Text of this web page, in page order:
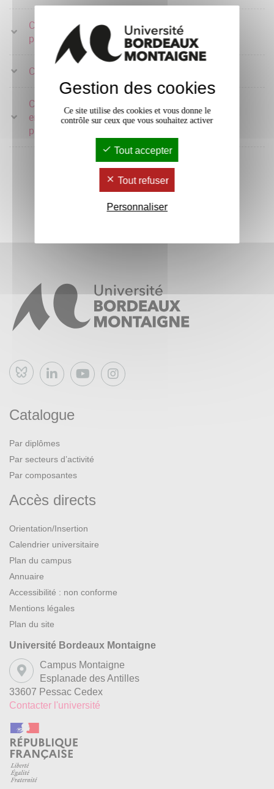
Connaissances du champ
professionnel
8 crédits
Connaissance des fonds
Connaissance des
environnements
professionnels
8 crédits
Bluesky
Catalogue
Par diplômes
Par secteurs d’activité
Par composantes
Accès directs
Orientation/Insertion
Calendrier universitaire
Plan du campus
Annuaire
Accessibilité : non conforme
Mentions légales
Plan du site
Université Bordeaux Montaigne
Campus Montaigne
Esplanade des Antilles
33607 Pessac Cedex
Contacter l'université
Gestion des cookies
Ce site utilise des cookies et vous donne le
contrôle sur ceux que vous souhaitez activer
Tout accepter
Tout refuser
Personnaliser